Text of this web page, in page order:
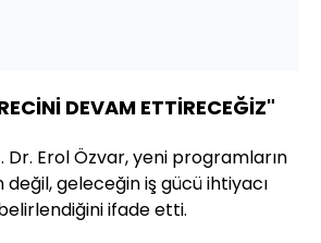
DEVAM ETTİRECEĞİZ"
Dr. Erol Özvar, yeni programların
değil, geleceğin iş gücü ihtiyacı
ifade etti.